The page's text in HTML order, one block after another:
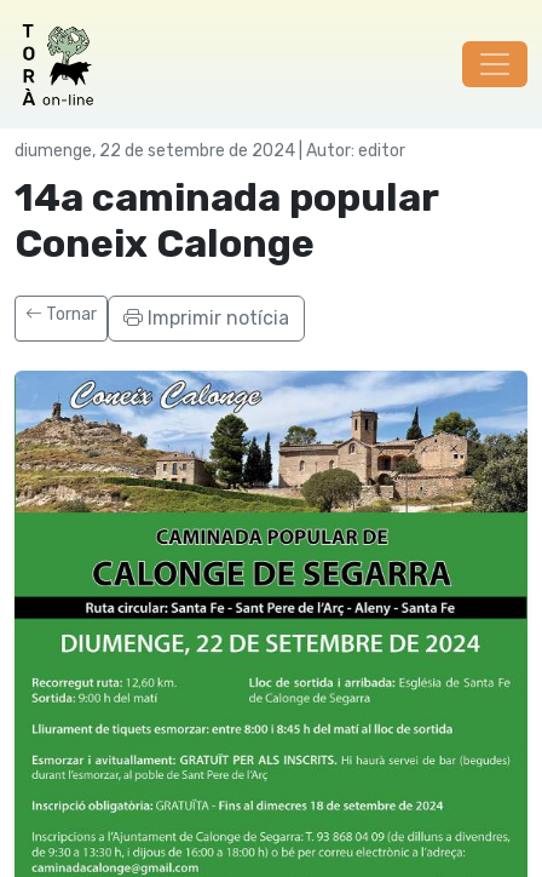
diumenge, 22 de setembre de 2024 | Autor: editor
14a caminada popular
Coneix Calonge
Tornar Imprimir notícia